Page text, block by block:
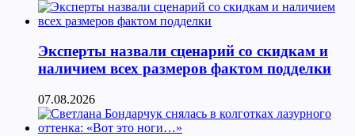
Эксперты назвали сценарий со скидкам и
наличием всех размеров фактом подделки
07.08.2026